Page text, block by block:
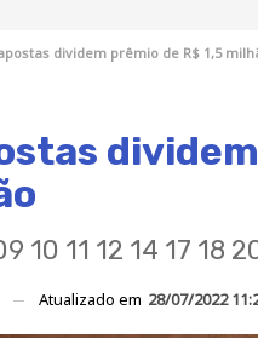
dividem prêmio de R$ 1,5
11 12 14 17 18
Atualizado em 28/07/2022